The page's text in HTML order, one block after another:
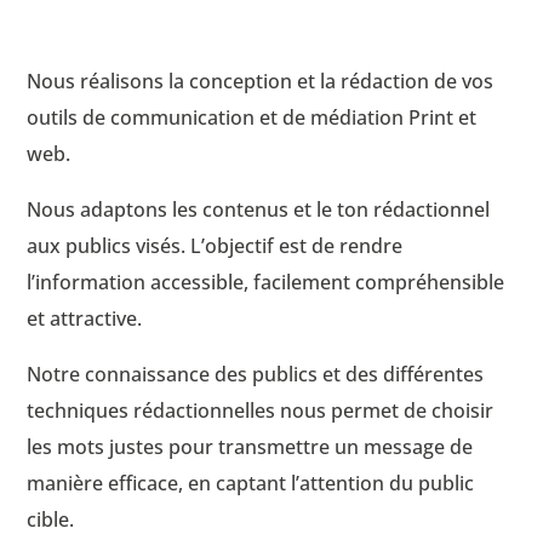
Nous réalisons la conception et la rédaction de vos
outils de communication et de médiation Print et
web.
Nous adaptons les contenus et le ton rédactionnel
aux publics visés. L’objectif est de rendre
l’information accessible, facilement compréhensible
et attractive.
Notre connaissance des publics et des différentes
techniques rédactionnelles nous permet de choisir
les mots justes pour transmettre un message de
manière efficace, en captant l’attention du public
cible.